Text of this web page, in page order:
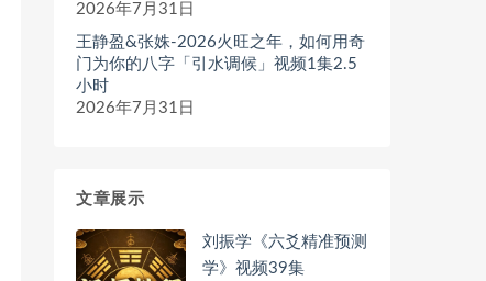
2026年7月31日
王静盈&张姝-2026火旺之年，如何用奇
门为你的八字「引水调候」视频1集2.5
小时
2026年7月31日
文章展示
刘振学《六爻精准预测
学》视频39集